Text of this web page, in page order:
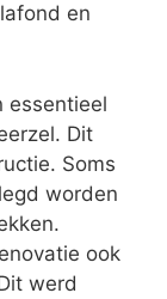
en
essentieel
Dit
Soms
worden
ook
werd